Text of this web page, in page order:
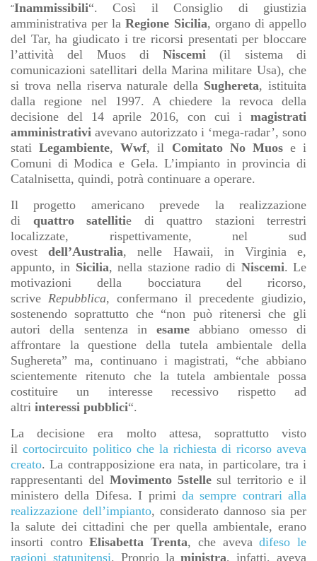
“Inammissibili“. Così il Consiglio di giustizia
amministrativa per laRegione Sicilia, organo di appello
del Tar, ha giudicato i tre ricorsi presentati per bloccare
l’attività del Muos diNiscemi (il sistema di
comunicazioni satellitari della Marina militare Usa), che
si trova nella riserva naturale della Sughereta, istituita
dalla regione nel 1997. A chiedere la revoca della
decisione del 14 aprile 2016, con cui i magistrati
amministrativi avevano autorizzato i ‘mega-radar’, sono
statiLegambiente,Wwf, il Comitato No Muose i
Comuni di Modica e Gela. L’impianto in provincia di
Catalnisetta, quindi, potrà continuare a operare.
Il progetto americano prevede la realizzazione
di quattro satellitie di quattro stazioni terrestri
localizzate, rispettivamente, nel sud
ovestdell’Australia, nelle Hawaii, in Virginia e,
appunto, in Sicilia, nella stazione radio di Niscemi. Le
motivazioni della bocciatura del ricorso,
scrive Repubblica, confermano il precedente giudizio,
sostenendo soprattutto che “non può ritenersi che gli
autori della sentenza inesame abbiano omesso di
affrontare la questione della tutela ambientale della
Sughereta” ma, continuano i magistrati, “che abbiano
scientemente ritenuto che la tutela ambientale possa
costituire un interesse recessivo rispetto ad
altri interessi pubblici“.
La decisione era molto attesa, soprattutto visto
il cortocircuito politico che la richiesta di ricorso aveva
creato. La contrapposizione era nata, in particolare, tra i
rappresentanti del Movimento 5stellesul territorio e il
ministero della Difesa. I primi da sempre contrari alla
realizzazione dell’impianto, considerato dannoso sia per
la salute dei cittadini che per quella ambientale, erano
insorti controElisabetta Trenta, che avevadifeso le
ragioni statunitensi. Proprio laministra, infatti, aveva